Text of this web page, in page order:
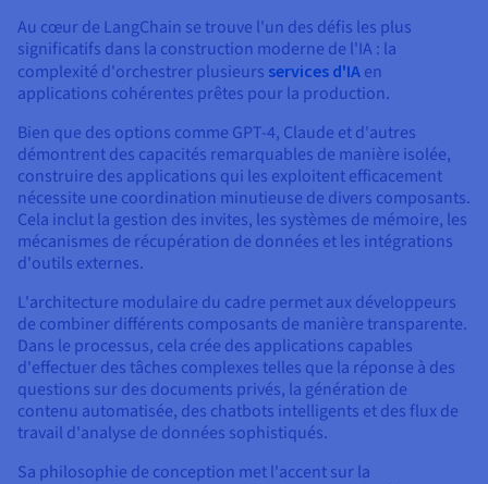
Tarifs
Disponibilités par régions
Documentation
Roadmap & Changelog
Roadmap & Changelog
Roadmap & Changelog
Au cœur de LangChain se trouve l'un des défis les plus
significatifs dans la construction moderne de l'IA : la
complexité d'orchestrer plusieurs services d'IA en
applications cohérentes prêtes pour la production.
Bien que des options comme GPT-4, Claude et d'autres
démontrent des capacités remarquables de manière isolée,
construire des applications qui les exploitent efficacement
nécessite une coordination minutieuse de divers composants.
Cela inclut la gestion des invites, les systèmes de mémoire, les
mécanismes de récupération de données et les intégrations
d'outils externes.
L'architecture modulaire du cadre permet aux développeurs
de combiner différents composants de manière transparente.
Dans le processus, cela crée des applications capables
d'effectuer des tâches complexes telles que la réponse à des
questions sur des documents privés, la génération de
contenu automatisée, des chatbots intelligents et des flux de
travail d'analyse de données sophistiqués.
Sa philosophie de conception met l'accent sur la